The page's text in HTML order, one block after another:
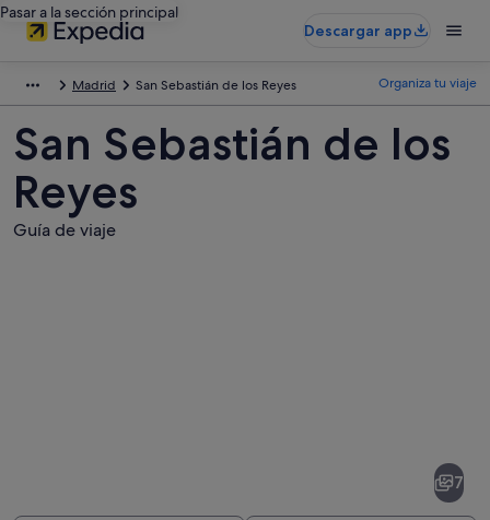
Pasar a la sección principal
Descargar app
Madrid San Sebastián de los Reyes Organiza tu viaje
San Sebastián de los
Reyes
Guía de viaje
7